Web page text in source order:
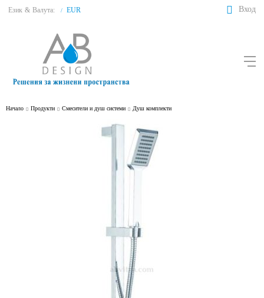
Език & Валута: / EUR Вход
Начало Продукти Смесители и душ системи Душ комплекти